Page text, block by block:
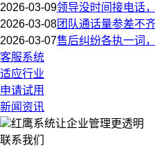
2026-03-09领导没时间接电话
2026-03-08团队通话量参差不
2026-03-07售后纠纷各执一词
客服系统
适应行业
申请试用
新闻资讯
红鹰系统让企业管理更透明
联系我们